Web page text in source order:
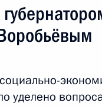
Италии
уделено